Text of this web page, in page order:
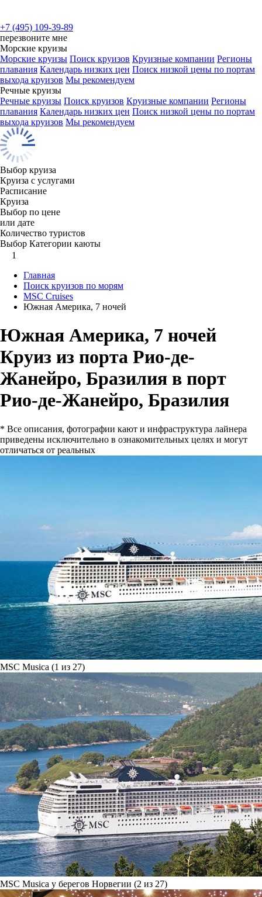
+7 (495) 109-39-89
перезвоните мне
Морские круизы
Морские круизы Поиск круизов Круизные компании Регионы
плавания Календарь низких цен Поиск низкой цены по портам
выхода круизов Мы рекомендуем
Речные круизы
Речные круизы Поиск круизов Круизные компании Регионы
плавания Календарь низких цен Поиск низкой цены по портам
выхода круизов Мы рекомендуем
Выбор круиза
Круиза с услугами
Расписание
Круиза
Выбор по цене
или дате
Количество туристов
Выбор Категории каюты
1
Главная
Поиск круизов по морям
MSC Cruises
Южная Америка, 7 ночей
Южная Америка, 7 ночей
Круиз из порта Рио-де-
Жанейро, Бразилия в порт
Рио-де-Жанейро, Бразилия
* Все описания, фотографии кают и инфраструктура лайнера
приведены исключительно в ознакомительных целях и могут
отличаться от реальных
MSC Musica (1 из 27)
MSC Musica у берегов Норвегии (2 из 27)